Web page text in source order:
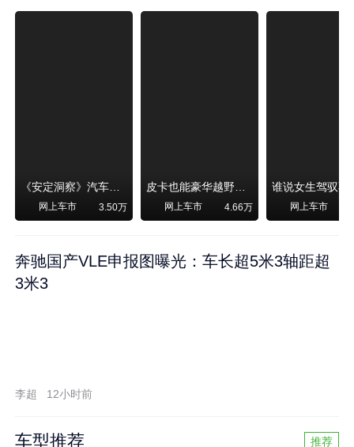
《安定洞察》汽车烧不烧油，和石油安全无关！
网上车市 3.50万
皮卡也能豪华越野！纵横F700上市，限时卖29.99万起
网上车市 4.66万 网上车市
奔驰国产VLE申报图曝光：车长超5米3轴距超
3米3
李超 12小时前
车型推荐 推荐